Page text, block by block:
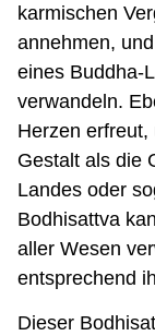
karmischen
annehmen,
eines Buddha-
verwandeln.
Herzen
Gestalt als die
Landes oder
Bodhisattva
aller Wesen
entsprechend
Dieser